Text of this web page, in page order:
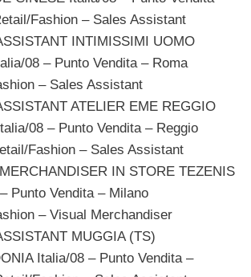
Fashion – Sales Assistant
INTIMISSIMI UOMO
08 – Punto Vendita – Roma
– Sales Assistant
ATELIER EME REGGIO
08 – Punto Vendita – Reggio
Fashion – Sales Assistant
IN STORE TEZENIS
Punto Vendita – Milano
– Visual Merchandiser
MUGGIA (TS)
Italia/08 – Punto Vendita –